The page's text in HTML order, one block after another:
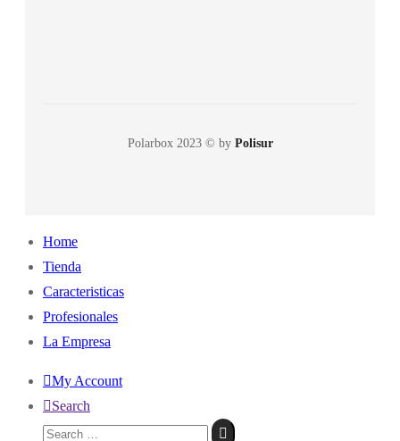
Polarbox 2023 © by Polisur
Home
Tienda
Caracteristicas
Profesionales
La Empresa
My Account
Search